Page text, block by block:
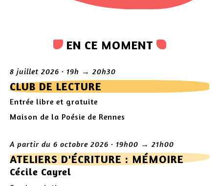
EN CE MOMENT
8 juillet 2026 · 19h → 20h30
CLUB DE LECTURE
Entrée libre et gratuite
Maison de la Poésie de Rennes
A partir du 6 octobre 2026 · 19h00 → 21h00
ATELIERS D'ÉCRITURE : MÉMOIRE
Cécile Cayrel